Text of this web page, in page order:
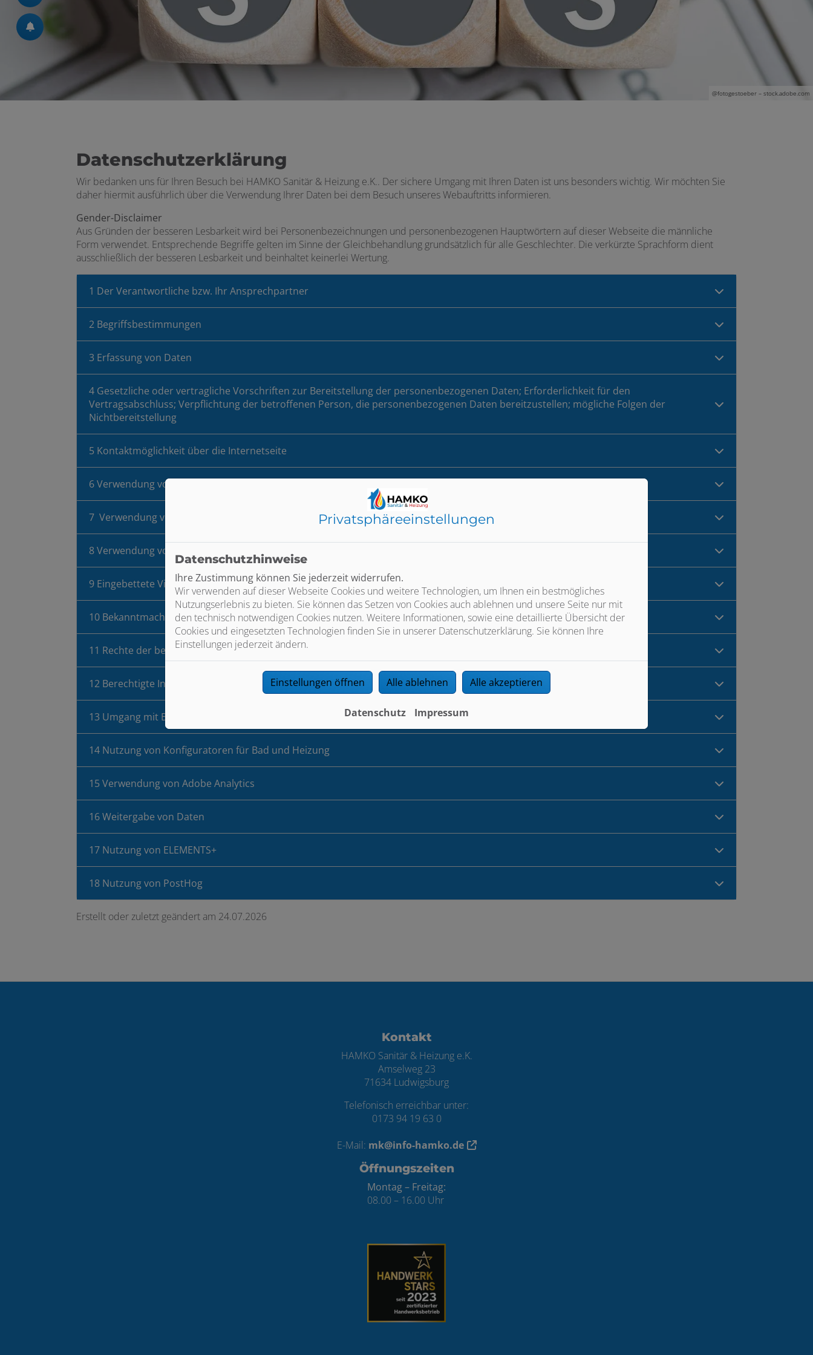
@fotogestoeber – stock.adobe.com
Datenschutzerklärung
Wir bedanken uns für Ihren Besuch bei HAMKO Sanitär & Heizung e.K.. Der sichere Umgang mit Ihren Daten ist uns besonders wichtig. Wir möchten Sie
daher hiermit ausführlich über die Verwendung Ihrer Daten bei dem Besuch unseres Webauftritts informieren.
Gender-Disclaimer
Aus Gründen der besseren Lesbarkeit wird bei Personenbezeichnungen und personenbezogenen Hauptwörtern auf dieser Webseite die männliche
Form verwendet. Entsprechende Begriffe gelten im Sinne der Gleichbehandlung grundsätzlich für alle Geschlechter. Die verkürzte Sprachform dient
ausschließlich der besseren Lesbarkeit und beinhaltet keinerlei Wertung.
1 Der Verantwortliche bzw. Ihr Ansprechpartner
2 Begriffsbestimmungen
3 Erfassung von Daten
4 Gesetzliche oder vertragliche Vorschriften zur Bereitstellung der personenbezogenen Daten; Erforderlichkeit für den
Vertragsabschluss; Verpflichtung der betroffenen Person, die personenbezogenen Daten bereitzustellen; mögliche Folgen der
Nichtbereitstellung
5 Kontaktmöglichkeit über die Internetseite
6 Verwendung von Cookies
7 Verwendung von Google Maps
8 Verwendung von Google Fonts
9 Eingebettete Videos, Bilder und Links zu externen Internetseiten
10 Bekanntmachung von Veränderungen
11 Rechte der betroffenen Personen
12 Berechtigte Interessen an der Verarbeitung, die von dem Verantwortlichen oder einem Dritten verfolgt werden
13 Umgang mit Bewerberdaten
14 Nutzung von Konfiguratoren für Bad und Heizung
15 Verwendung von Adobe Analytics
16 Weitergabe von Daten
17 Nutzung von ELEMENTS+
18 Nutzung von PostHog
Erstellt oder zuletzt geändert am 24.07.2026
Kontakt
HAMKO Sanitär & Heizung e.K.
Amselweg 23
71634 Ludwigsburg
Telefonisch erreichbar unter:
0173 94 19 63 0
E-Mail: mk@info-hamko.de
Öffnungszeiten
Montag – Freitag:
08.00 – 16.00 Uhr
Privatsphäre­einstellungen
Datenschutzhinweise
Ihre Zustimmung können Sie jederzeit widerrufen.
Wir verwenden auf dieser Webseite Cookies und weitere Technologien, um Ihnen ein bestmögliches
Nutzungserlebnis zu bieten. Sie können das Setzen von Cookies auch ablehnen und unsere Seite nur mit
den technisch notwendigen Cookies nutzen. Weitere Informationen, sowie eine detaillierte Übersicht der
Cookies und eingesetzten Technologien finden Sie in unserer Datenschutzerklärung. Sie können Ihre
Einstellungen jederzeit ändern.
Einstellungen öffnen Alle ablehnen Alle akzeptieren
Datenschutz Impressum